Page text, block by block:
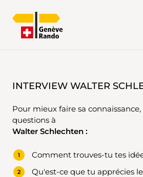
INTERVIEW WALTER
Pour mieux faire sa connaissance,
questions à
Walter Schlechten :
Comment trouves-tu tes
Qu'est-ce que tu apprécies